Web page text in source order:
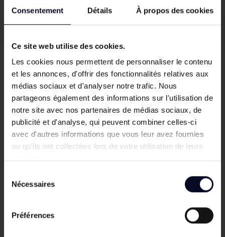
Consentement Détails À propos des cookies
Ce site web utilise des cookies.
Les cookies nous permettent de personnaliser le contenu
et les annonces, d'offrir des fonctionnalités relatives aux
médias sociaux et d'analyser notre trafic. Nous
partageons également des informations sur l'utilisation de
notre site avec nos partenaires de médias sociaux, de
publicité et d'analyse, qui peuvent combiner celles-ci
avec d'autres informations que vous leur avez fournies
ou qu'ils ont collectées lors de votre utilisation de leurs
Nécessaires
Préférences
Prix
16,50 €
Inspiration
Ne manquez rien des dernières tendances
de l’aménagement extérieur et trouvez les